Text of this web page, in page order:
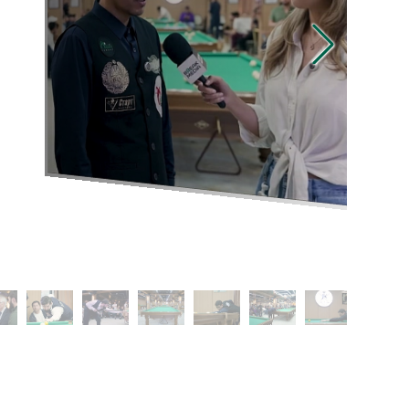
на кнопку "Принять", я даю свое
на обработку моих персональных
и принимаю условия соглашения
Принять
закрыть
Хочу такую же форму на свой сайт